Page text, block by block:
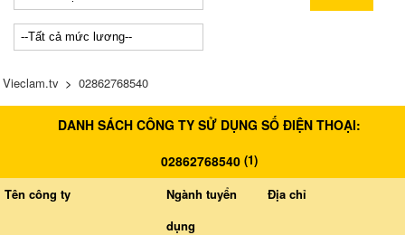
Vieclam.tv > 02862768540
DANH SÁCH CÔNG TY SỬ DỤNG SỐ ĐIỆN THOẠI:
02862768540 (1)
Tên công ty
Ngành tuyển
dụng
Địa chỉ